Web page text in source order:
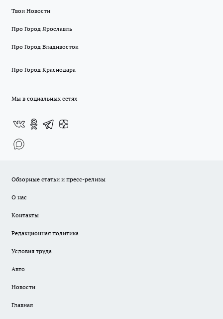
Твои Новости
Про Город Ярославль
Про Город Владивосток
Про Город Краснодара
Мы в социальных сетях
Обзорные статьи и пресс-релизы
О нас
Контакты
Редакционная политика
Условия труда
Авто
Новости
Главная